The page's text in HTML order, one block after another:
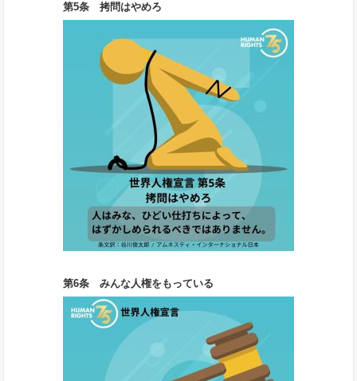
第5条 拷問はやめろ
第6条 みんな人権をもっている